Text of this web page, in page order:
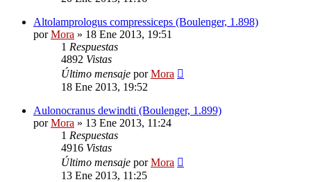
Altolamprologus compressiceps (Boulenger, 1.898)
porMora » 18 Ene 2013, 19:51
1 Respuestas
4892 Vistas
Último mensaje porMora
18 Ene 2013, 19:52
Aulonocranus dewindti (Boulenger, 1.899)
porMora » 13 Ene 2013, 11:24
1 Respuestas
4916 Vistas
Último mensaje porMora
13 Ene 2013, 11:25